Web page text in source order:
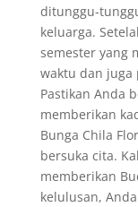
ditunggu-
keluarga.
semester yang
waktu dan juga
Pastikan Anda
memberikan
Bunga Chila
bersuka cita.
memberikan
kelulusan,